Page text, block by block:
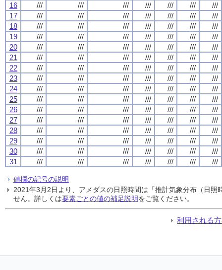
16
/// /// /// /// /// ///
///
17
/// /// /// /// /// ///
///
18
/// /// /// /// /// ///
///
19
/// /// /// /// /// ///
///
20
/// /// /// /// /// ///
///
21
/// /// /// /// /// ///
///
22
/// /// /// /// /// ///
///
23
/// /// /// /// /// ///
///
24
/// /// /// /// /// ///
///
25
/// /// /// /// /// ///
///
26
/// /// /// /// /// ///
///
27
/// /// /// /// /// ///
///
28
/// /// /// /// /// ///
///
29
/// /// /// /// /// ///
///
30
/// /// /// /// /// ///
///
31
/// /// /// /// /// /// ///
値欄の記号の説明
2021年3月2日より、アメダスの日照時間は「推計気象分布（日
せん。詳しくは要素ごとの値の補足説明をご覧ください。
利用される